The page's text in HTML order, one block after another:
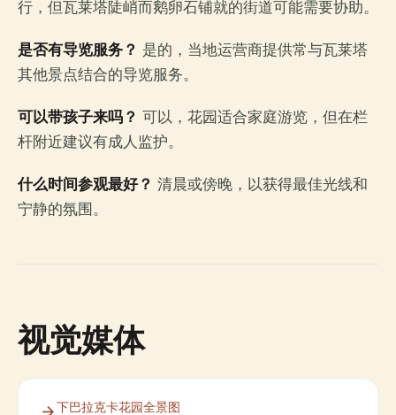
行，但瓦莱塔陡峭而鹅卵石铺就的街道可能需要协助。
是否有导览服务？ 是的，当地运营商提供常与瓦莱塔
其他景点结合的导览服务。
可以带孩子来吗？ 可以，花园适合家庭游览，但在栏
杆附近建议有成人监护。
什么时间参观最好？ 清晨或傍晚，以获得最佳光线和
宁静的氛围。
视觉媒体
下巴拉克卡花园全景图